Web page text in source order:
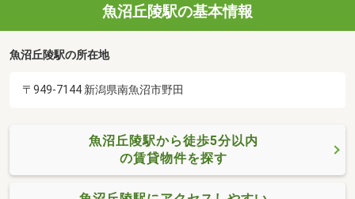
魚沼丘陵駅の基本情報
魚沼丘陵駅の所在地
〒949-7144 新潟県南魚沼市野田
魚沼丘陵駅から徒歩5分以内
の賃貸物件を探す